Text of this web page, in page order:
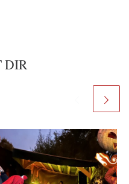
DIR